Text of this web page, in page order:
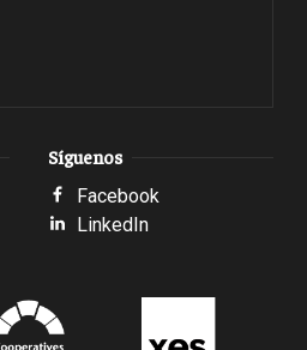
Síguenos
Facebook
LinkedIn